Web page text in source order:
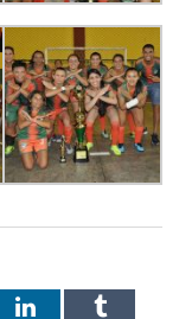
LinkedInTumblr